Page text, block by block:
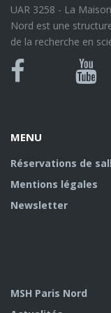
UAR 3258 - La
Nord est une
de la recherche en
Bluesky
Canal
MENU
Réservations de
Mentions légales
Newsletter
MSH Paris Nord